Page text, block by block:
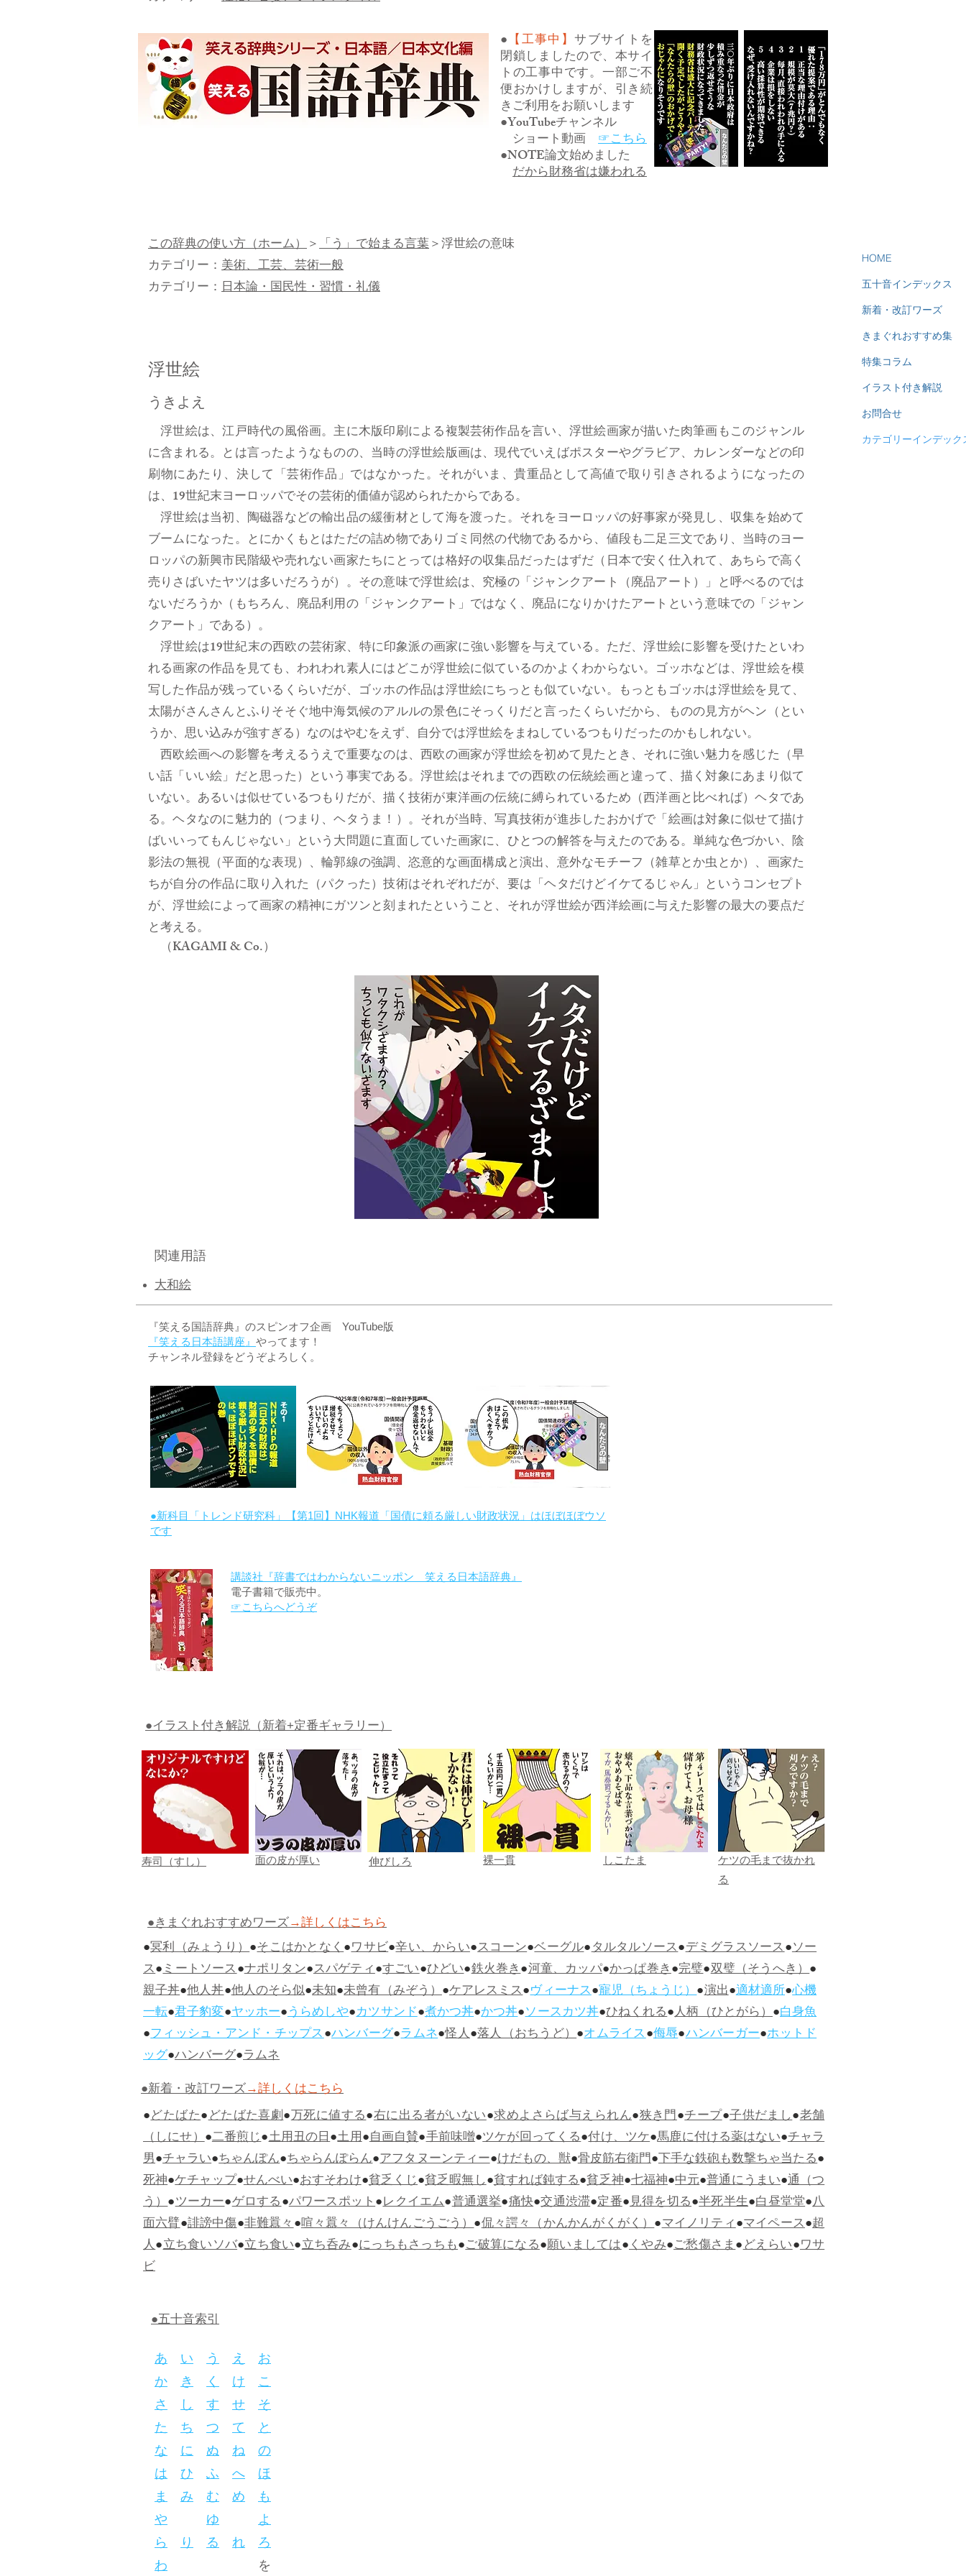
● 【工事中】サブサイトを
閉鎖しましたので、本サイ
トの工事中です。一部ご不
便おかけしますが、引き続
きご利用をお願いします
●YouTubeチャンネル
ショート動画 ☞こちら
●NOTE論文始めました
だから財務省は嫌われる
この辞典の使い方（ホーム）＞「う」で始まる言葉＞浮世絵の意味
カテゴリー： 美術、工芸、芸術一般
カテゴリー： 日本論・国民性・習慣・礼儀
浮世絵
うきよえ
浮世絵は、江戸時代の風俗画。主に木版印刷による複製芸術作品を言い、浮世絵画家が描いた肉筆画もこのジャンル
に含まれる。とは言ったようなものの、当時の浮世絵版画は、現代でいえばポスターやグラビア、カレンダーなどの印
刷物にあたり、決して「芸術作品」ではなかった。それがいま、貴重品として高値で取り引きされるようになったの
は、19世紀末ヨーロッパでその芸術的価値が認められたからである。
浮世絵は当初、陶磁器などの輸出品の緩衝材として海を渡った。それをヨーロッパの好事家が発見し、収集を始めて
ブームになった。とにかくもとはただの詰め物でありゴミ同然の代物であるから、値段も二足三文であり、当時のヨー
ロッパの新興市民階級や売れない画家たちにとっては格好の収集品だったはずだ（日本で安く仕入れて、あちらで高く
売りさばいたヤツは多いだろうが）。その意味で浮世絵は、究極の「ジャンクアート（廃品アート）」と呼べるのでは
ないだろうか（もちろん、廃品利用の「ジャンクアート」ではなく、廃品になりかけたアートという意味での「ジャン
クアート」である）。
浮世絵は19世紀末の西欧の芸術家、特に印象派の画家に強い影響を与えている。ただ、浮世絵に影響を受けたといわ
れる画家の作品を見ても、われわれ素人にはどこが浮世絵に似ているのかよくわからない。ゴッホなどは、浮世絵を模
写した作品が残っているくらいだが、ゴッホの作品は浮世絵にちっとも似ていない。もっともゴッホは浮世絵を見て、
太陽がさんさんとふりそそぐ地中海気候のアルルの景色にそっくりだと言ったくらいだから、ものの見方がヘン（とい
うか、思い込みが強すぎる）なのはやむをえず、自分では浮世絵をまねしているつもりだったのかもしれない。
西欧絵画への影響を考えるうえで重要なのは、西欧の画家が浮世絵を初めて見たとき、それに強い魅力を感じた（早
い話「いい絵」だと思った）という事実である。浮世絵はそれまでの西欧の伝統絵画と違って、描く対象にあまり似て
いない。あるいは似せているつもりだが、描く技術が東洋画の伝統に縛られているため（西洋画と比べれば）ヘタであ
る。ヘタなのに魅力的（つまり、ヘタうま！）。それが当時、写真技術が進歩したおかげで「絵画は対象に似せて描け
ばいいってもんじゃない」という大問題に直面していた画家に、ひとつの解答を与えたのである。単純な色づかい、陰
影法の無視（平面的な表現）、輪郭線の強調、恣意的な画面構成と演出、意外なモチーフ（雑草とか虫とか）、画家た
ちが自分の作品に取り入れた（パクった）技術はそれぞれだが、要は「ヘタだけどイケてるじゃん」というコンセプト
が、浮世絵によって画家の精神にガツンと刻まれたということ、それが浮世絵が西洋絵画に与えた影響の最大の要点だ
と考える。
（KAGAMI & Co.）
関連用語
大和絵
HOME
五十音インデックス
新着・改訂ワーズ
きまぐれおすすめ集
特集コラム
イラスト付き解説
お問合せ
カテゴリーインデック
『笑える国語辞典』のスピンオフ企画 YouTube版
『笑える日本語講座』 やってます！
チャンネル登録をどうぞよろしく。
●新科目「トレンド研究科」【第1回】NHK報道「国債に頼る厳しい財政状況」はほぼほぼウソ
です
講談社『辞書ではわからないニッポン 笑える日本語辞典』
電子書籍で販売中。
☞こちらへどうぞ
●イラスト付き解説（新着+定番ギャラリー）
寿司（すし） 面の皮が厚い 伸びしろ 裸一貫 しこたま
ケツの毛まで抜かれ
る
●きまぐれおすすめワーズ→詳しくはこちら
●冥利（みょうり）●そこはかとなく●ワサビ●辛い、からい●スコーン●ベーグル●タルタルソース●デミグラスソース●ソー
ス●ミートソース●ナポリタン●スパゲティ●すごい●ひどい●鉄火巻き●河童、カッパ●かっぱ巻き●完璧●双璧（そうへき）●
親子丼●他人丼●他人のそら似●未知●未曾有（みぞう）●ケアレスミス●ヴィーナス●寵児（ちょうじ）●演出●適材適所●心機
一転●君子豹変●ヤッホー●うらめしや●カツサンド●煮かつ丼●かつ丼●ソースカツ丼●ひねくれる●人柄（ひとがら）●白身魚
●フィッシュ・アンド・チップス●ハンバーグ●ラムネ●怪人●落人（おちうど）●オムライス●侮辱●ハンバーガー●ホットド
ッグ●ハンバーグ●ラムネ
●新着・改訂ワーズ→詳しくはこちら
●どたばた●どたばた喜劇●万死に値する●右に出る者がいない●求めよさらば与えられん●狭き門●チープ●子供だまし●老舗
（しにせ）●二番煎じ●土用丑の日●土用●自画自賛●手前味噌●ツケが回ってくる●付け、ツケ●馬鹿に付ける薬はない●チャラ
男●チャラい●ちゃんぽん●ちゃらんぽらん●アフタヌーンティー●けだもの、獣●骨皮筋右衛門●下手な鉄砲も数撃ちゃ当たる●
死神●ケチャップ●せんべい●おすそわけ●貧乏くじ●貧乏暇無し●貧すれば鈍する●貧乏神●七福神●中元●普通にうまい●通（つ
う）●ツーカー●ゲロする●パワースポット●レクイエム●普通選挙●痛快●交通渋滞●定番●見得を切る●半死半生●白昼堂堂●八
面六臂●誹謗中傷●非難囂々●喧々囂々（けんけんごうごう）●侃々諤々（かんかんがくがく）●マイノリティ●マイペース●超
人●立ち食いソバ●立ち食い●立ち呑み●にっちもさっちも●ご破算になる●願いましては●くやみ●ご愁傷さま●どえらい●ワサ
ビ
●五十音索引
あ い う え お
か き く け こ
さ し す せ そ
た ち つ て と
な に ぬ ね の
は ひ ふ へ ほ
ま み む め も
や
ゆ
よ
ら り る れ ろ
わ を